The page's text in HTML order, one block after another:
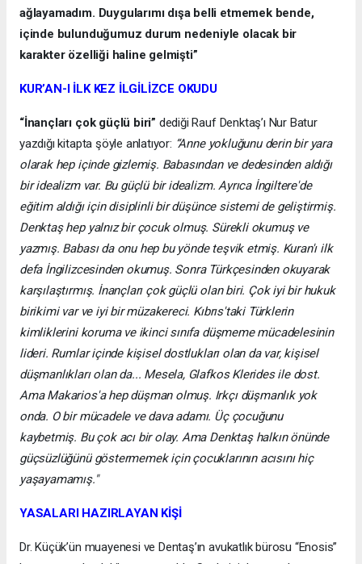
ağlayamadım. Duygularımı dışa belli etmemek bende,
içinde bulunduğumuz durum nedeniyle olacak bir
karakter özelliği haline gelmişti”
KUR’AN-I İLK KEZ İLGİLİZCE OKUDU
“İnançları çok güçlü biri” dediği Rauf Denktaş’ı Nur Batur
yazdığı kitapta şöyle anlatıyor: “Anne yokluğunu derin bir yara
olarak hep içinde gizlemiş. Babasından ve dedesinden aldığı
bir idealizm var. Bu güçlü bir idealizm. Ayrıca İngiltere'de
eğitim aldığı için disiplinli bir düşünce sistemi de geliştirmiş.
Denktaş hep yalnız bir çocuk olmuş. Sürekli okumuş ve
yazmış. Babası da onu hep bu yönde teşvik etmiş. Kuran'ı ilk
defa İngilizcesinden okumuş. Sonra Türkçesinden okuyarak
karşılaştırmış. İnançları çok güçlü olan biri. Çok iyi bir hukuk
birikimi var ve iyi bir müzakereci. Kıbrıs'taki Türklerin
kimliklerini koruma ve ikinci sınıfa düşmeme mücadelesinin
lideri. Rumlar içinde kişisel dostlukları olan da var, kişisel
düşmanlıkları olan da... Mesela, Glafkos Klerides ile dost.
Ama Makarios'a hep düşman olmuş. Irkçı düşmanlık yok
onda. O bir mücadele ve dava adamı. Üç çocuğunu
kaybetmiş. Bu çok acı bir olay. Ama Denktaş halkın önünde
güçsüzlüğünü göstermemek için çocuklarının acısını hiç
yaşayamamış."
YASALARI HAZIRLAYAN KİŞİ
Dr. Küçük’ün muayenesi ve Dentaş’ın avukatlık bürosu “Enosis”